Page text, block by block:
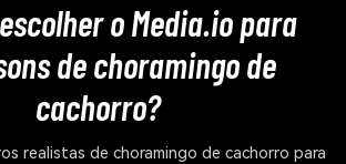
o Media.io para
de choramingo de
cachorro?
realistas de choramingo de cachorro para